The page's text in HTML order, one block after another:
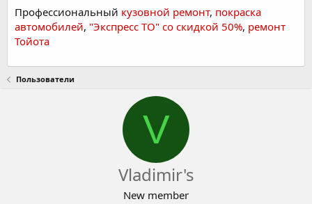
Профессиональный кузовной ремонт, покраска
автомобилей, "Экспресс ТО" со скидкой 50%, ремонт
Тойота
Пользователи
V
Vladimir's
New member